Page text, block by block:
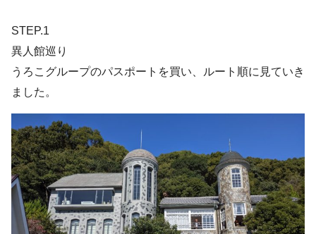
STEP.1
異人館巡り
うろこグループのパスポートを買い、ルート順に見ていき
ました。